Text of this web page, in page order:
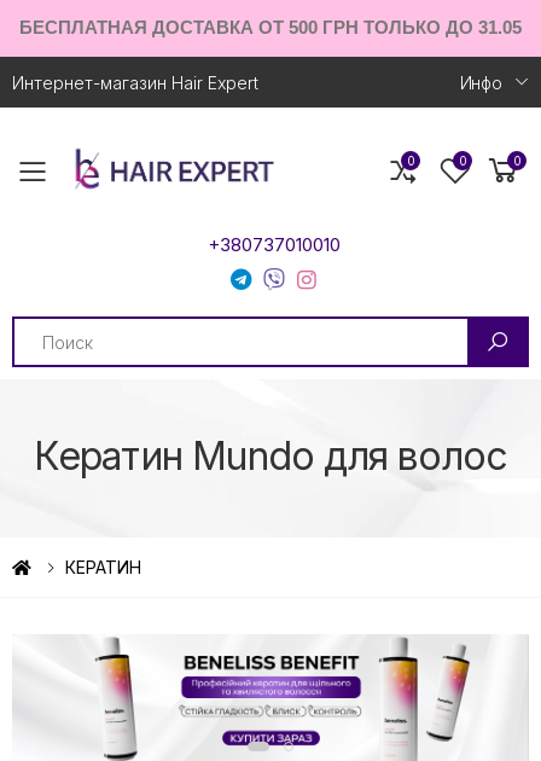
БЕСПЛАТНАЯ ДОСТАВКА ОТ 500 ГРН ТОЛЬКО ДО 31.05
Интернет-магазин Hair Expert Инфо
Toggle mobile menu
+380737010010
Search
0 0 0
Кератин Mundo для волос
КЕРАТИН